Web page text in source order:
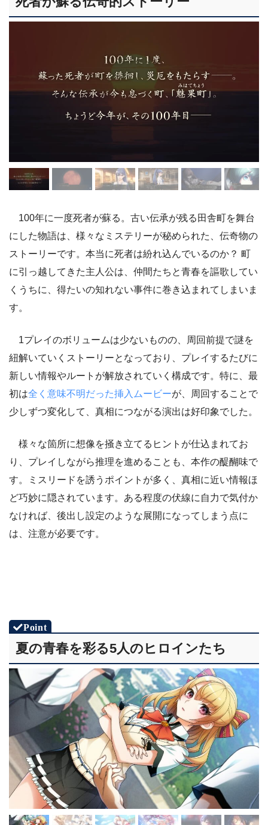
100年に一度死者が蘇る。古い伝承が残る田舎町を舞台
にした物語は、様々なミステリーが秘められた、伝奇物の
ストーリーです。本当に死者は紛れ込んでいるのか？ 町
に引っ越してきた主人公は、仲間たちと青春を謳歌してい
くうちに、得たいの知れない事件に巻き込まれてしまいま
す。
1プレイのボリュームは少ないものの、周回前提で謎を
紐解いていくストーリーとなっており、プレイするたびに
新しい情報やルートが解放されていく構成です。特に、最
初は全く意味不明だった挿入ムービーが、周回することで
少しずつ変化して、真相につながる演出は好印象でした。
様々な箇所に想像を掻き立てるヒントが仕込まれてお
り、プレイしながら推理を進めることも、本作の醍醐味で
す。ミスリードを誘うポイントが多く、真相に近い情報ほ
ど巧妙に隠されています。ある程度の伏線に自力で気付か
なければ、後出し設定のような展開になってしまう点に
は、注意が必要です。
夏の青春を彩る5人のヒロインたち